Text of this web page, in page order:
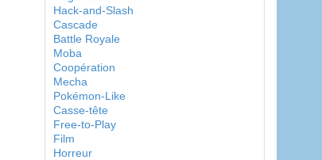
Hack-and-Slash
Cascade
Battle Royale
Moba
Coopération
Mecha
Pokémon-Like
Casse-tête
Free-to-Play
Film
Horreur